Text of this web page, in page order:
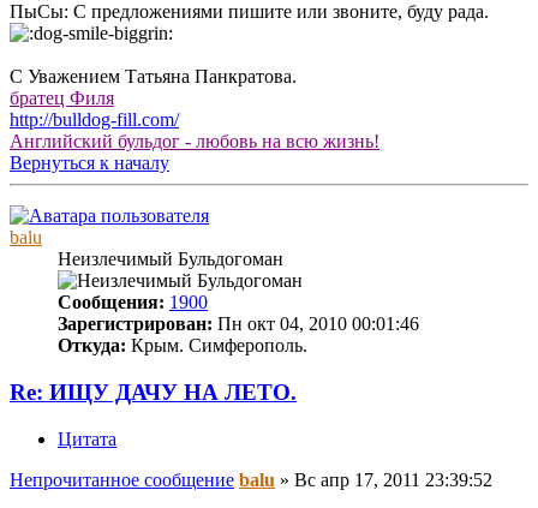
ПыСы: С предложениями пишите или звоните, буду рада.
С Уважением Татьяна Панкратова.
братец Филя
http://bulldog-fill.com/
Английский бульдог - любовь на всю жизнь!
Вернуться к началу
balu
Неизлечимый Бульдогоман
Сообщения: 1900
Зарегистрирован: Пн окт 04, 2010 00:01:46
Откуда: Крым. Симферополь.
Re: ИЩУ ДАЧУ НА ЛЕТО.
Цитата
Непрочитанное сообщение balu » Вс апр 17, 2011 23:39:52